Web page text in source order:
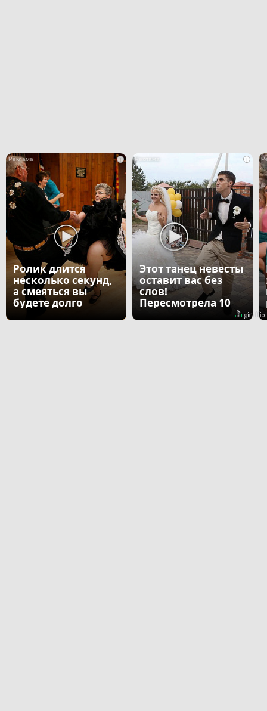
i
Ролик длится
несколько секунд,
а смеяться вы
будете долго
i
Этот танец невесты
оставит вас без
слов!
Пересмотрела 10